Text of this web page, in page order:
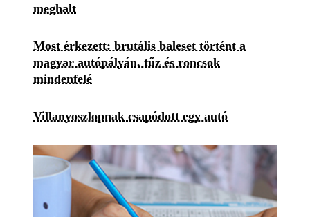
meghalt
Most érkezett: brutális baleset történt a
magyar autópályán, tűz és roncsok
mindenfelé
Villanyoszlopnak csapódott egy autó